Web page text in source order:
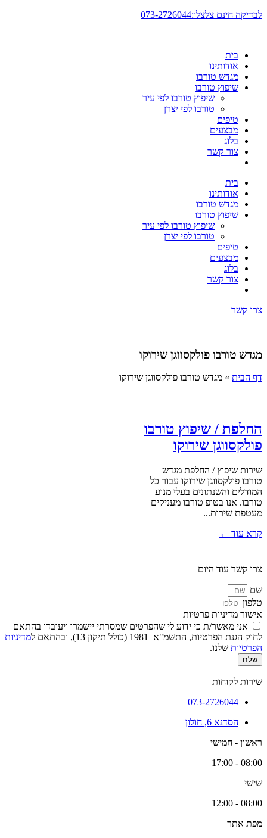
דלג
לבדיקה חינם צלצלו:073-2726044
בית
אודותינו
מגדש טורבו
שיפוץ טורבו
שיפוץ טורבו לפי עיר
טורבו לפי יצרן
טיפים
מבצעים
בלוג
צור קשר
בית
אודותינו
מגדש טורבו
שיפוץ טורבו
שיפוץ טורבו לפי עיר
טורבו לפי יצרן
טיפים
מבצעים
בלוג
צור קשר
צרו קשר
מגדש טורבו פולקסווגן שירוקו
דף הבית» מגדש טורבו פולקסווגן שירוקו
החלפת / שיפוץ טורבו
פולקסווגן שירוקו
שירות שיפוץ / החלפת מגדש
טורבו פולקסווגן שירוקו עבור כל
המודלים והשנתונים בעלי מנוע
טורבו. אנו בטופ טורבו מעניקים
מעטפת שירות...
קרא עוד ←
צרו קשר עוד היום
שם
טלפון
אישור מדיניות פרטיות
אני מאשר/ת כי ידוע לי שהפרטים שמסרתי יישמרו ויעובדו בהתאם
לחוק הגנת הפרטיות, התשמ"א–1981 (כולל תיקון 13), ובהתאם ל
מדיניות
הפרטיותשלנו.
שלח
שירות לקוחות
073-2726044
הסדנא 6, חולון
ראשון - חמישי
08:00 - 17:00
שישי
08:00 - 12:00
מפת אתר